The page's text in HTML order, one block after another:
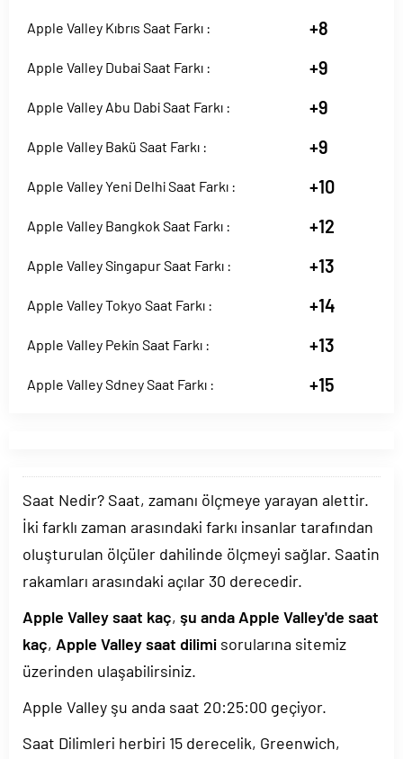
Apple Valley Kıbrıs Saat Farkı : +8
Apple Valley Dubai Saat Farkı : +9
Apple Valley Abu Dabi Saat Farkı : +9
Apple Valley Bakü Saat Farkı : +9
Apple Valley Yeni Delhi Saat Farkı : +10
Apple Valley Bangkok Saat Farkı : +12
Apple Valley Singapur Saat Farkı : +13
Apple Valley Tokyo Saat Farkı : +14
Apple Valley Pekin Saat Farkı : +13
Apple Valley Sdney Saat Farkı : +15
Saat Nedir? Saat, zamanı ölçmeye yarayan alettir.
İki farklı zaman arasındaki farkı insanlar tarafından
oluşturulan ölçüler dahilinde ölçmeyi sağlar. Saatin
rakamları arasındaki açılar 30 derecedir.
Apple Valley saat kaç, şu anda Apple Valley'de saat
kaç, Apple Valley saat dilimi sorularına sitemiz
üzerinden ulaşabilirsiniz.
Apple Valley şu anda saat 20:25:00 geçiyor.
Saat Dilimleri herbiri 15 derecelik, Greenwich,